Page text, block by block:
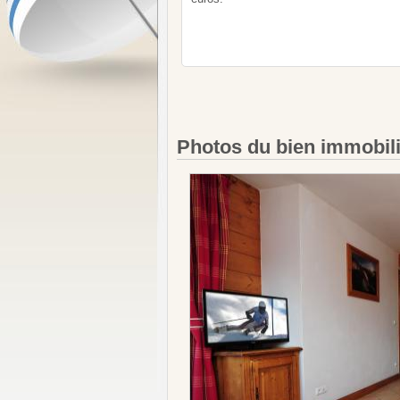
Photos du bien